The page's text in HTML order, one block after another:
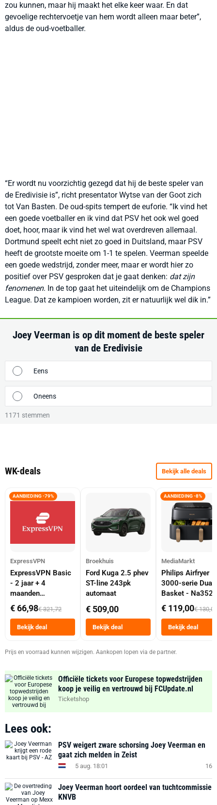
zou kunnen, maar hij maakt het elke keer waar. En dat
gevoelige rechtervoetje van hem wordt alleen maar beter”,
aldus de oud-voetballer.
“Er wordt nu voorzichtig gezegd dat hij de beste speler van
de Eredivisie is”, richt presentator Wytse van der Goot zich
tot Van Basten. De oud-spits tempert de euforie. “Ik vind het
een goede voetballer en ik vind dat PSV het ook wel goed
doet, hoor, maar ik vind het wel wat overdreven allemaal.
Dortmund speelt echt niet zo goed in Duitsland, maar PSV
heeft de grootste moeite om 1-1 te spelen. Veerman speelde
een goede wedstrijd, zonder meer, maar er wordt hier zo
positief over PSV gesproken dat je gaat denken: dat zijn
fenomenen. In de top gaat het uiteindelijk om de Champions
League. Dat ze kampioen worden, zit er natuurlijk wel dik in.”
Joey Veerman is op dit moment de beste speler
van de Eredivisie
Eens
Oneens
1171 stemmen
WK-deals Bekijk alle deals
AANBIEDING -79%
ExpressVPN
ExpressVPN Basic
- 2 jaar + 4
maanden
abonnement
€ 66,98€ 321,72
Bekijk deal
Broekhuis
Ford Kuga 2.5 phev
ST-line 243pk
automaat
€ 509,00
Bekijk deal
AANBIEDING -8%
MediaMarkt
Philips Airfryer
3000-serie Dual
Basket -
Dubbele Mand 9
Tot 6 Personen
Heteluchtfriteuse
Zwart
€ 119,00€ 130,00
Bekijk deal
Prijs en voorraad kunnen wijzigen. Aankopen lopen via de partner.
Officiële tickets voor Europese topwedstrijden
koop je veilig en vertrouwd bij FCUpdate.nl
Ticketshop
Lees ook:
PSV weigert zware schorsing Joey Veerman en
gaat zich melden in Zeist
5 aug. 18:01 16
Joey Veerman hoort oordeel van tuchtcommissie
KNVB